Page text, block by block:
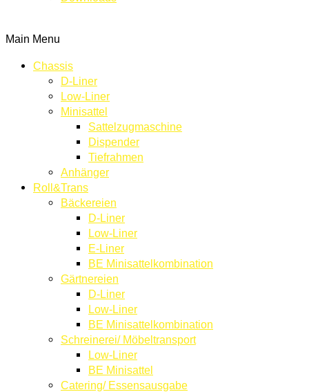
Main Menu
Chassis
D-Liner
Low-Liner
Minisattel
Sattelzugmaschine
Dispender
Tiefrahmen
Anhänger
Roll&Trans
Bäckereien
D-Liner
Low-Liner
E-Liner
BE Minisattelkombination
Gärtnereien
D-Liner
Low-Liner
BE Minisattelkombination
Schreinerei/ Möbeltransport
Low-Liner
BE Minisattel
Catering/ Essensausgabe